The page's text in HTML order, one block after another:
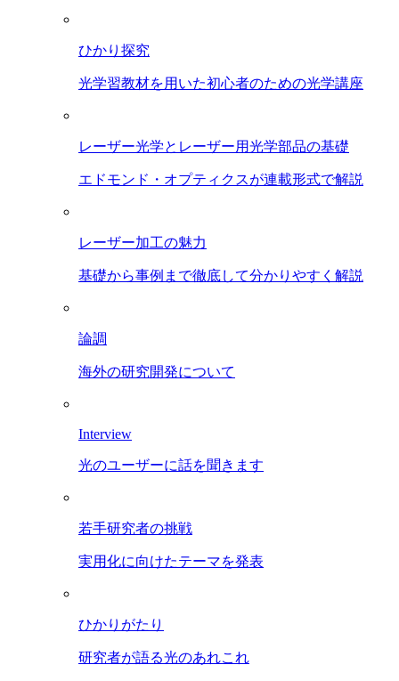
ひかり探究
光学習教材を用いた初心者のための光学講座
レーザー光学とレーザー用光学部品の基礎
エドモンド・オプティクスが連載形式で解説
レーザー加工の魅力
基礎から事例まで徹底して分かりやすく解説
論調
海外の研究開発について
Interview
光のユーザーに話を聞きます
若手研究者の挑戦
実用化に向けたテーマを発表
ひかりがたり
研究者が語る光のあれこれ